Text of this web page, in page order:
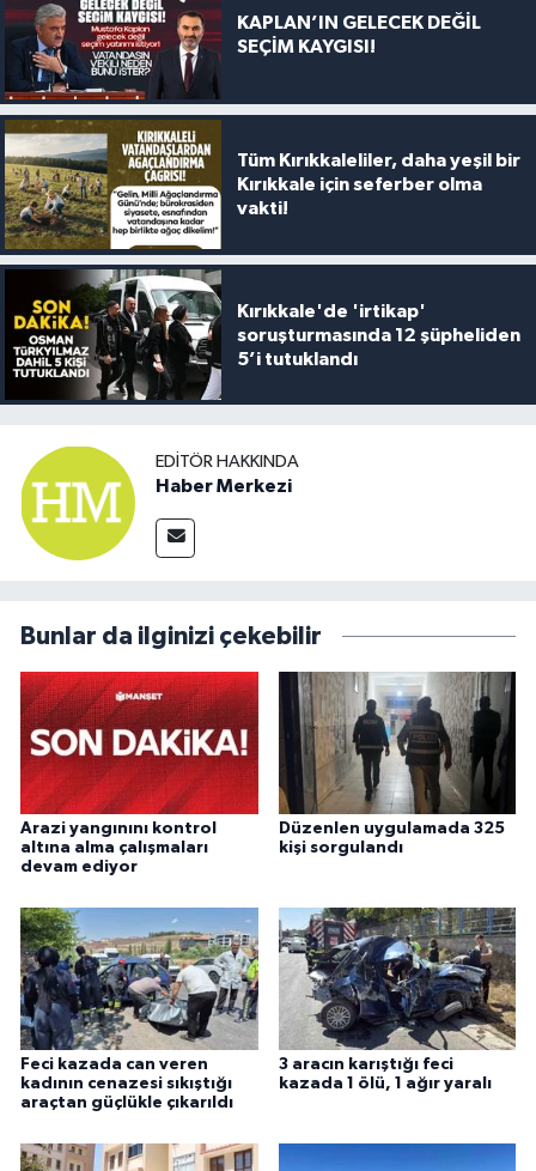
KAPLAN’IN GELECEK DEĞİL
SEÇİM KAYGISI!
Tüm Kırıkkaleliler, daha yeşil bir
Kırıkkale için seferber olma
vakti!
Kırıkkale'de 'irtikap'
soruşturmasında 12 şüpheliden
5’i tutuklandı
EDITÖR HAKKINDA
Haber Merkezi
Bunlar da ilginizi çekebilir
Arazi yangınını kontrol
altına alma çalışmaları
devam ediyor
Düzenlen uygulamada 325
kişi sorgulandı
Feci kazada can veren
kadının cenazesi sıkıştığı
araçtan güçlükle çıkarıldı
3 aracın karıştığı feci
kazada 1 ölü, 1 ağır yaralı